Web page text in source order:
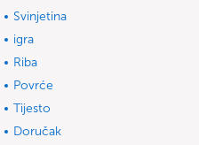
Svinjetina
igra
Riba
Povrće
Tijesto
Doručak